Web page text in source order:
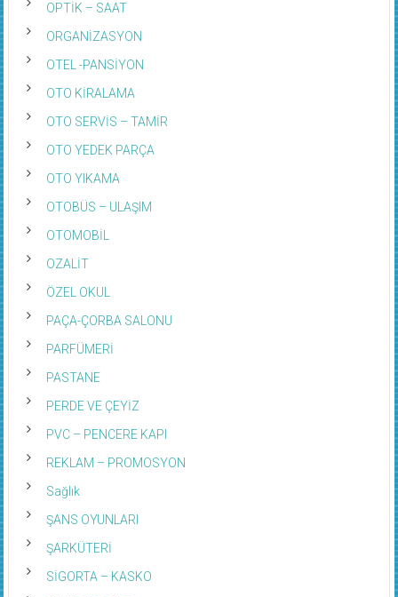
OPTİK – SAAT
ORGANİZASYON
OTEL -PANSİYON
OTO KİRALAMA
OTO SERVİS – TAMİR
OTO YEDEK PARÇA
OTO YIKAMA
OTOBÜS – ULAŞIM
OTOMOBİL
OZALİT
ÖZEL OKUL
PAÇA-ÇORBA SALONU
PARFÜMERİ
PASTANE
PERDE VE ÇEYİZ
PVC – PENCERE KAPI
REKLAM – PROMOSYON
Sağlık
ŞANS OYUNLARI
ŞARKÜTERİ
SİGORTA – KASKO